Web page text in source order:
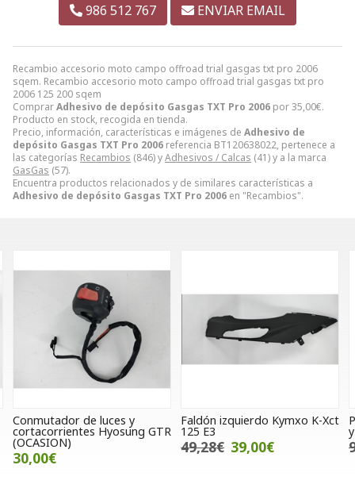
Recambio accesorio moto campo offroad trial gasgas txt pro 2006
sqem. Recambio accesorio moto campo offroad trial gasgas txt pro
2006 125 200 sqem
ComprarAdhesivo de depósito Gasgas TXT Pro 2006 por35,00€.
Producto en stock, recogida en tienda.
Precio, información, características e imágenes de Adhesivo de
depósito Gasgas TXT Pro 2006 referencia BT120638022, pertenece a
las categorías Recambios (846) yAdhesivos / Calcas (41) y a la marca
GasGas (57).
Encuentra productos relacionados y de similares características a
Adhesivo de depósito Gasgas TXT Pro 2006 en "Recambios".
986 512 767 ENVIAR EMAIL
de luces y
Hyosung GTR
Faldón izquierdo Kymxo K-Xct
125 E3
49,28€ 39,00€
Piloto
y CB
91,00€